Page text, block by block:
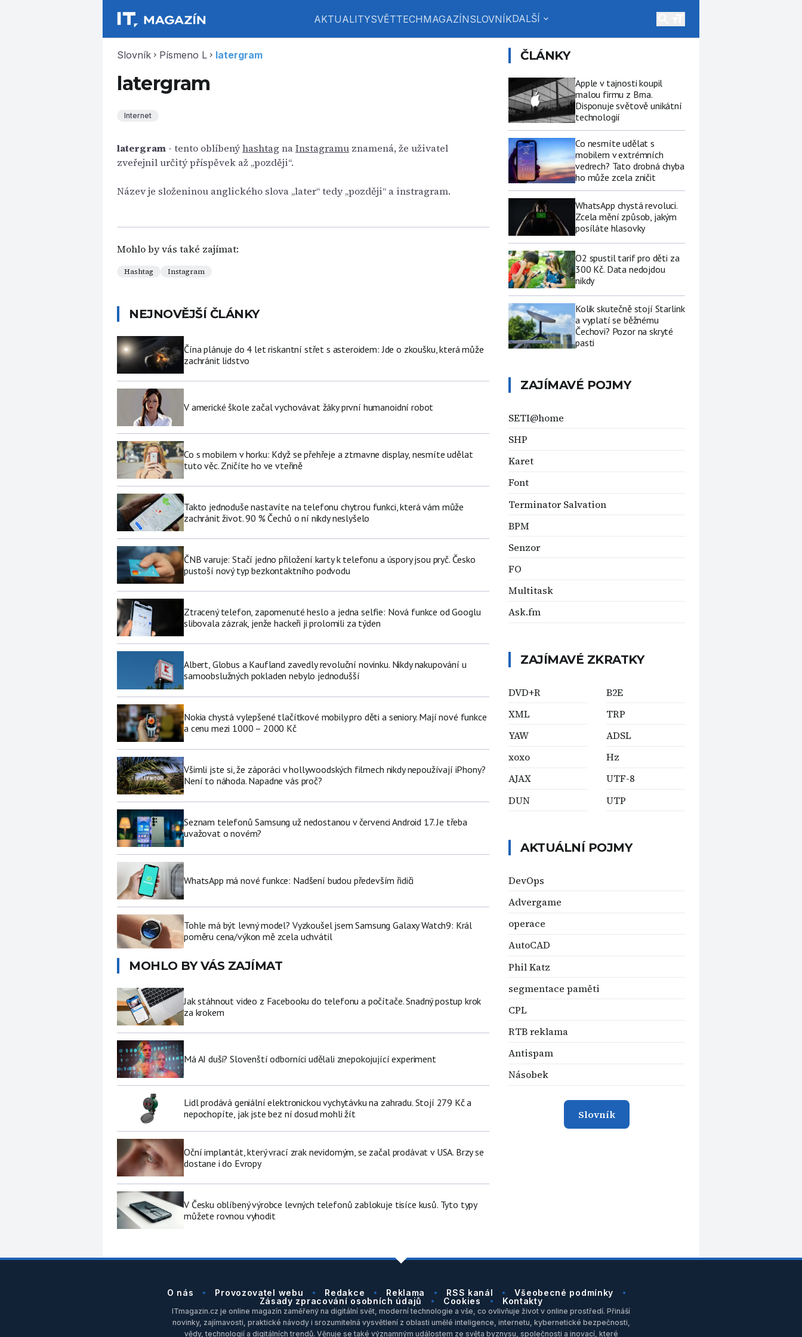
AKTUALITYSVĚTTECHMAGAZÍNSLOVNÍKDALŠÍ expand_more
Slovník chevron_right Písmeno L chevron_right latergram
latergram
Internet
latergram - tento oblíbenýhashtag naInstagramu znamená, že uživatel
zveřejnil určitý příspěvek až „později“.
Název je složeninou anglického slova „later“ tedy „později“ a instragram.
Mohlo by vás také zajímat:
Hashtag Instagram
NEJNOVĚJŠÍ ČLÁNKY
Čína plánuje do 4 let riskantní střet s asteroidem: Jde o zkoušku, která může
zachránit lidstvo
V americké škole začal vychovávat žáky první humanoidní robot
Co s mobilem v horku: Když se přehřeje a ztmavne display, nesmíte udělat
tuto věc. Zničíte ho ve vteřině
Takto jednoduše nastavíte na telefonu chytrou funkci, která vám může
zachránit život. 90 % Čechů o ní nikdy neslyšelo
ČNB varuje: Stačí jedno přiložení karty k telefonu a úspory jsou pryč. Česko
pustoší nový typ bezkontaktního podvodu
Ztracený telefon, zapomenuté heslo a jedna selfie: Nová funkce od Googlu
slibovala zázrak, jenže hackeři ji prolomili za týden
Albert, Globus a Kaufland zavedly revoluční novinku. Nikdy nakupování u
samoobslužných pokladen nebylo jednodušší
Nokia chystá vylepšené tlačítkové mobily pro děti a seniory. Mají nové funkce
a cenu mezi 1000 – 2000 Kč
Všimli jste si, že záporáci v hollywoodských filmech nikdy nepoužívají iPhony?
Není to náhoda. Napadne vás proč?
Seznam telefonů Samsung už nedostanou v červenci Android 17. Je třeba
uvažovat o novém?
WhatsApp má nové funkce: Nadšení budou především řidiči
Tohle má být levný model? Vyzkoušel jsem Samsung Galaxy Watch9: Král
poměru cena/výkon mě zcela uchvátil
MOHLO BY VÁS ZAJÍMAT
Jak stáhnout video z Facebooku do telefonu a počítače. Snadný postup krok
za krokem
Má AI duši? Slovenští odborníci udělali znepokojující experiment
Lidl prodává geniální elektronickou vychytávku na zahradu. Stojí 279 Kč a
nepochopíte, jak jste bez ní dosud mohli žít
Oční implantát, který vrací zrak nevidomým, se začal prodávat v USA. Brzy se
dostane i do Evropy
V Česku oblíbený výrobce levných telefonů zablokuje tisíce kusů. Tyto typy
můžete rovnou vyhodit
ČLÁNKY
Apple v tajnosti koupil
malou firmu z Brna.
Disponuje světově unikátní
technologií
Co nesmíte udělat s
mobilem v extrémních
vedrech? Tato drobná chyba
ho může zcela zničit
WhatsApp chystá revoluci.
Zcela mění způsob, jakým
posíláte hlasovky
O2 spustil tarif pro děti za
300 Kč. Data nedojdou
nikdy
Kolik skutečně stojí Starlink
a vyplatí se běžnému
Čechovi? Pozor na skryté
pasti
ZAJÍMAVÉ POJMY
SETI@home
SHP
Karet
Font
Terminator Salvation
BPM
Senzor
FO
Multitask
Ask.fm
ZAJÍMAVÉ ZKRATKY
DVD+R
XML
YAW
xoxo
AJAX
DUN
B2E
TRP
ADSL
Hz
UTF-8
UTP
AKTUÁLNÍ POJMY
DevOps
Advergame
operace
AutoCAD
Phil Katz
segmentace paměti
CPL
RTB reklama
Antispam
Násobek
Slovník
O nás Provozovatel webu Redakce Reklama RSS kanál
Všeobecné podmínky
Zásady zpracování osobních údajů
Cookies Kontakty
ITmagazin.cz je online magazín zaměřený na digitální svět, moderní technologie a vše, co ovlivňuje život v online prostředí. Přináší
novinky, zajímavosti, praktické návody i srozumitelná vysvětlení z oblasti umělé inteligence, internetu, kybernetické bezpečnosti,
vědy, technologií a digitálních trendů. Věnuje se také významným událostem ze světa byznysu, společnosti a inovací, které